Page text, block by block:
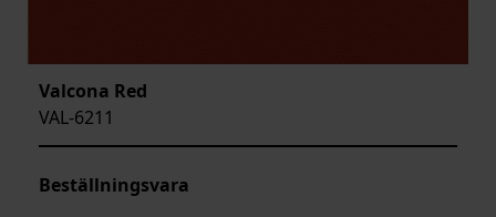
Valcona Red
VAL-6211
Beställningsvara